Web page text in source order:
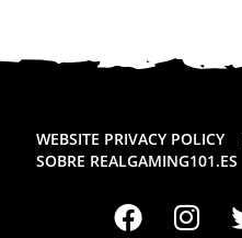
WEBSITE PRIVACY POLICY
SOBRE REALGAMING101.ES